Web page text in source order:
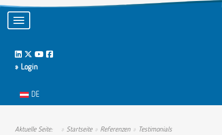
Toggle navigation
LinkedIn
Twitter
Youtube
Facebook
» Login
Sprache auswählen
DE
Aktuelle Seite: Startseite Referenzen Testimonials